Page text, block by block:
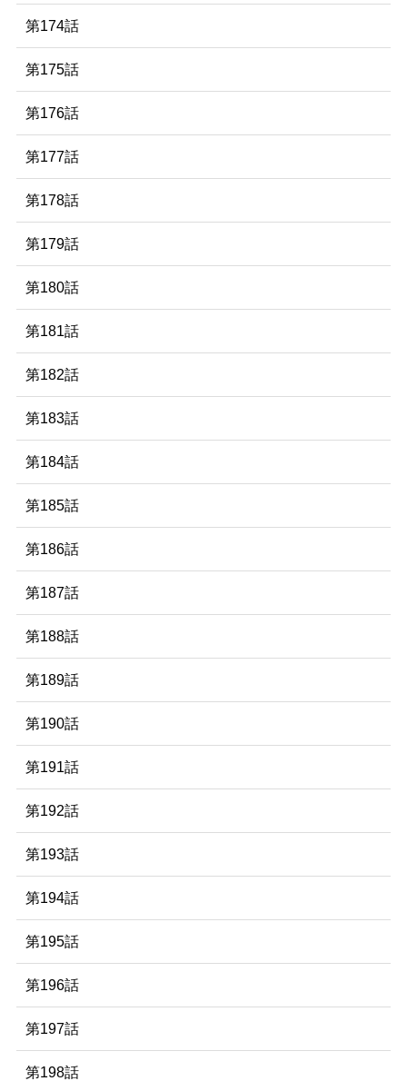
第174話
第175話
第176話
第177話
第178話
第179話
第180話
第181話
第182話
第183話
第184話
第185話
第186話
第187話
第188話
第189話
第190話
第191話
第192話
第193話
第194話
第195話
第196話
第197話
第198話